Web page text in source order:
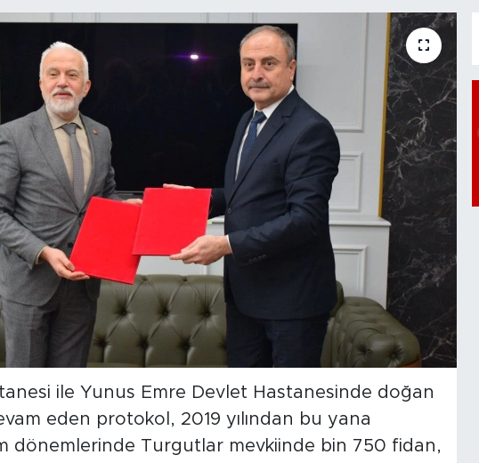
ile Yunus Emre Devlet Hastanesinde doğan
eden protokol, 2019 yılından bu yana
dönemlerinde Turgutlar mevkiinde bin 750 fidan,